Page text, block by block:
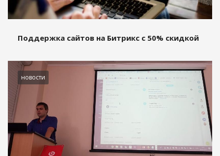
Поддержка сайтов на Битрикс с 50% скидкой
новости